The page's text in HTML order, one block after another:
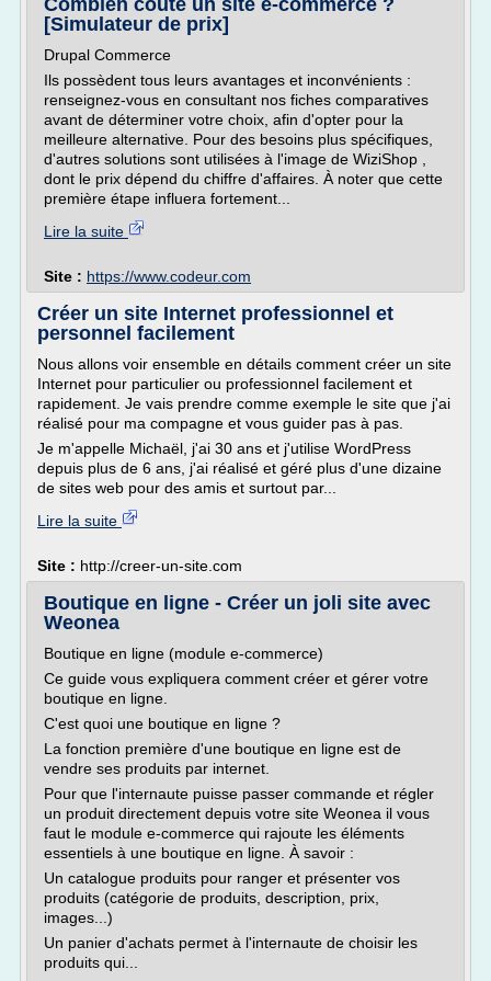
Combien coûte un site e-commerce ?
[Simulateur de prix]
Drupal Commerce
Ils possèdent tous leurs avantages et inconvénients :
renseignez-vous en consultant nos fiches comparatives
avant de déterminer votre choix, afin d'opter pour la
meilleure alternative. Pour des besoins plus spécifiques,
d'autres solutions sont utilisées à l'image de WiziShop ,
dont le prix dépend du chiffre d'affaires. À noter que cette
première étape influera fortement...
Lire la suite
Site : https://www.codeur.com
Créer un site Internet professionnel et
personnel facilement
Nous allons voir ensemble en détails comment créer un site
Internet pour particulier ou professionnel facilement et
rapidement. Je vais prendre comme exemple le site que j'ai
réalisé pour ma compagne et vous guider pas à pas.
Je m'appelle Michaël, j'ai 30 ans et j'utilise WordPress
depuis plus de 6 ans, j'ai réalisé et géré plus d'une dizaine
de sites web pour des amis et surtout par...
Lire la suite
Site : http://creer-un-site.com
Boutique en ligne - Créer un joli site avec
Weonea
Boutique en ligne (module e-commerce)
Ce guide vous expliquera comment créer et gérer votre
boutique en ligne.
C'est quoi une boutique en ligne ?
La fonction première d'une boutique en ligne est de
vendre ses produits par internet.
Pour que l'internaute puisse passer commande et régler
un produit directement depuis votre site Weonea il vous
faut le module e-commerce qui rajoute les éléments
essentiels à une boutique en ligne. À savoir :
Un catalogue produits pour ranger et présenter vos
produits (catégorie de produits, description, prix,
images...)
Un panier d'achats permet à l'internaute de choisir les
produits qui...